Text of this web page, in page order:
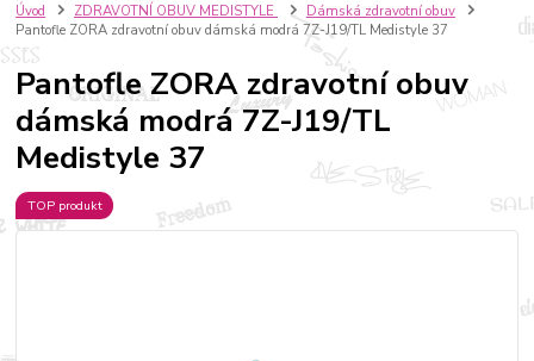
Úvod ZDRAVOTNÍ OBUV MEDISTYLE
Dámská zdravotní obuv
Pantofle ZORA zdravotní obuv dámská modrá 7Z-J19/TL Medistyle 37
Pantofle ZORA zdravotní obuv
dámská modrá 7Z-J19/TL
Medistyle 37
TOP produkt